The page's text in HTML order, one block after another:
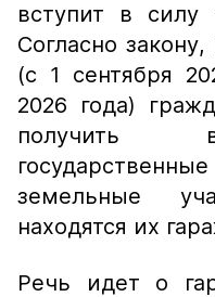
вступит в силу
Согласно
(с 1 сентября
2026 года)
получить в
земельные
находятся их
Речь идет о